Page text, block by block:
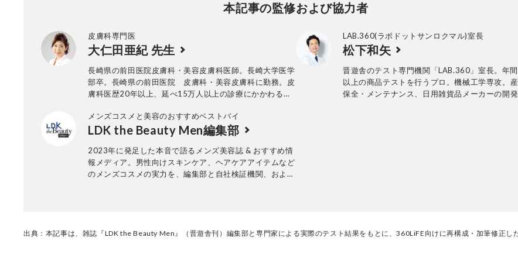
本記事の監修および協力者
皮膚科専門医
大仁田亜紀 先生
長崎県の前田医院皮膚科・美容皮膚科医師。長崎大学医学
部卒。長崎県の前田医院 皮膚科・美容皮膚科に勤務。皮
膚科医歴20年以上、延べ15万人以上の診療にかかわる。
『見た目は、実年齢マイナス10歳までが一番幸せ』をモ
ットーにビタミンと再生医療での美容皮膚科診療を実践
～(kindle版)』。
LAB.360(ラボドットサンロクマル)室長
松下和矢
晋遊舎のテスト専門機関「LAB.360」室長。年
以上の商品テストを行うプロ。機械工学専攻。
保全・メンテナンス、日用雑貨品メーカーの開発
メンズコスメと美容のおすすめベストバイ
LDK the Beauty Men編集部
2023年に発足した本音で語るメンズ美容誌 & おすすめ情
報メディア。男性向けスキンケア、ヘアケアアイテムなど
のメンズコスメの実力を、編集部と自社検証機関、および
出典：本記事は、雑誌『LDK the Beauty Men』（晋遊舎刊）編集部と専門家による実際のテスト結果をもとに、360LiFE向けに再構成・加筆修正し